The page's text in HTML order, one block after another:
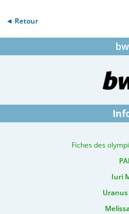
◄ Retour
Fiches des
Iuri
Uranus